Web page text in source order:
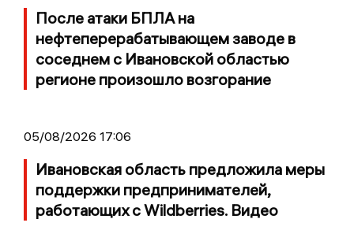
После атаки БПЛА на
нефтеперерабатывающем заводе в
соседнем с Ивановской областью
регионе произошло возгорание
05/08/2026 17:06
Ивановская область предложила меры
поддержки предпринимателей,
работающих с Wildberries. Видео